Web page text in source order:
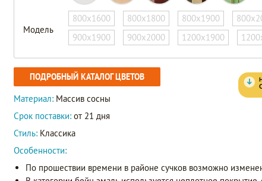
Модель
800х1600 800х1800 800х1900
900х1900
900х2000 1200х1900
ПОДРОБНЫЙ КАТАЛОГ ЦВЕТОВ
Материал: Массив сосны
Срок поставки: от 21 дня
Стиль: Классика
Особенности:
По прошествии времени в районе сучков возможно